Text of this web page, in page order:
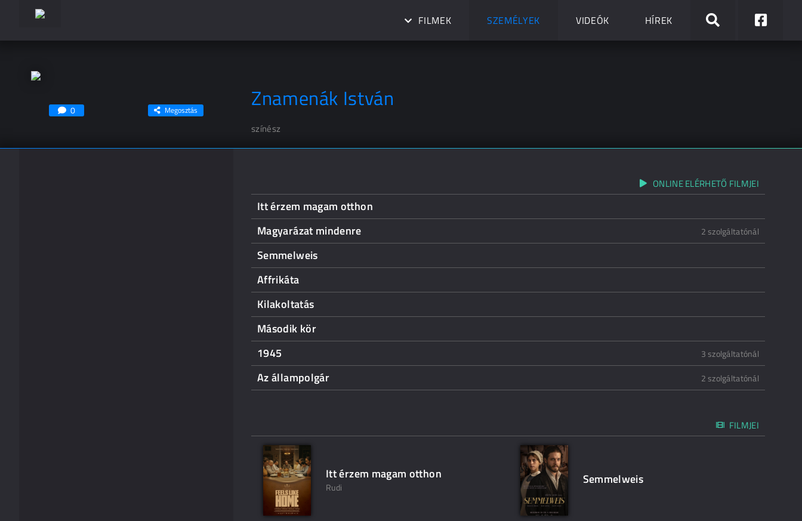
FILMEK SZEMÉLYEK VIDEÓK HÍREK
Znamenák István
színész
0 Megosztás
ONLINE ELÉRHETŐ FILMJEI
Itt érzem magam otthon
Magyarázat mindenre
2 szolgáltatónál
Semmelweis
Affrikáta
Kilakoltatás
Második kör
1945
3 szolgáltatónál
Az állampolgár 2 szolgáltatónál
FILMJEI
Itt érzem magam otthon
Rudi
Semmelweis